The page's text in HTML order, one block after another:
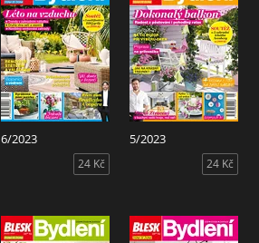
6/2023
24 Kč
5/2023
24 Kč